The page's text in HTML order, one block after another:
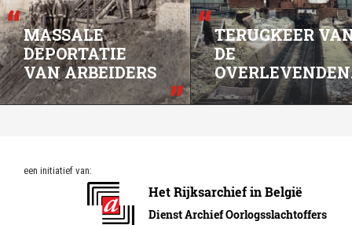
MASSALE
DEPORTATIE
VAN ARBEIDERS
TERUGKEER
DE
een initiatief van: